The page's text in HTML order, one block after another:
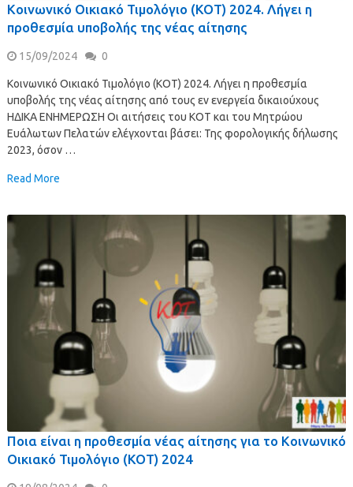
Κοινωνικό Οικιακό Τιμολόγιο (ΚΟΤ) 2024. Λήγει η
προθεσμία υποβολής της νέας αίτησης
15/09/2024 0
Κοινωνικό Οικιακό Τιμολόγιο (ΚΟΤ) 2024. Λήγει η προθεσμία
υποβολής της νέας αίτησης από τους εν ενεργεία δικαιούχους
ΗΔΙΚΑ ΕΝΗΜΕΡΩΣΗ Οι αιτήσεις του ΚΟΤ και του Μητρώου
Ευάλωτων Πελατών ελέγχονται βάσει: Της φορολογικής δήλωσης
2023, όσον …
Read More
Ποια είναι η προθεσμία νέας αίτησης για το Κοινωνικό
Οικιακό Τιμολόγιο (ΚΟΤ) 2024